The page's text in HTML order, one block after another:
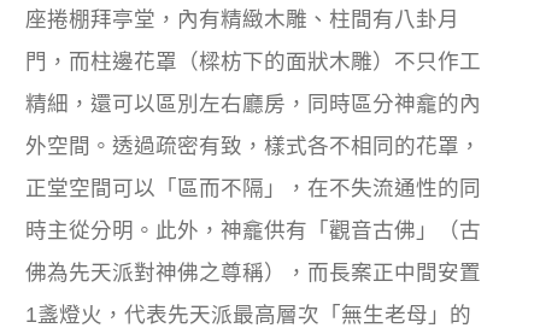
座捲棚拜亭堂，內有精緻木雕、柱間有八卦月
門，而柱邊花罩（樑枋下的面狀木雕）不只作工
精細，還可以區別左右廳房，同時區分神龕的內
外空間。透過疏密有致，樣式各不相同的花罩，
正堂空間可以「區而不隔」，在不失流通性的同
時主從分明。此外，神龕供有「觀音古佛」（古
佛為先天派對神佛之尊稱），而長案正中間安置
1盞燈火，代表先天派最高層次「無生老母」的